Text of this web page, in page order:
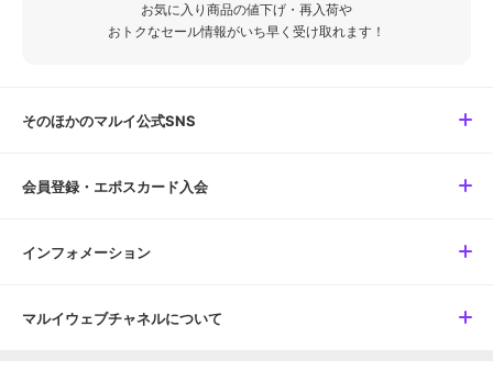
お気に入り商品の値下げ・再入荷や
おトクなセール情報がいち早く受け取れます！
そのほかのマルイ公式SNS
会員登録・エポスカード入会
インフォメーション
マルイウェブチャネルについて